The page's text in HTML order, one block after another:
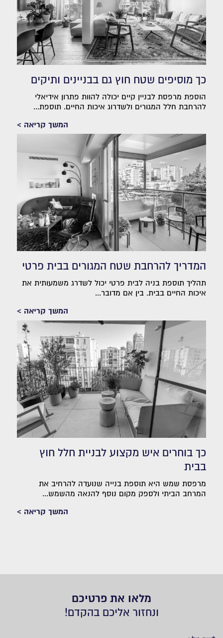
כך מוסיפים שטח חוץ גם בבניינים ותיקים
הוספת מרפסת לבניין קיים יכולה להוות פתרון אידיאלי
להרחבת חלל המגורים ולשדרוג איכות החיים. תוספת...
המשך קריאה >
המדריך להרחבת שטח המגורים בבית פרטי
תהליך תוספת בניה לבית פרטי יכול לשדרג משמעותית את
איכות החיים בבית. בין אם מדובר...
המשך קריאה >
כך בוחרים איש מקצוע לבניית חלל חוץ
בבית
מרפסת שמש היא תוספת בנייה שנועדה להרחיב את
המרחב הביתי ולספק מקום נוסף להנאה מהשמש...
המשך קריאה >
מלאו את פרטיכם
ונחזור אליכם בהקדם!